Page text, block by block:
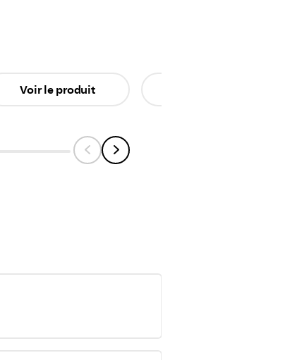
Voir le produit